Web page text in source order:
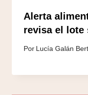
Alerta
revisa el lote
Por Lucía Galán